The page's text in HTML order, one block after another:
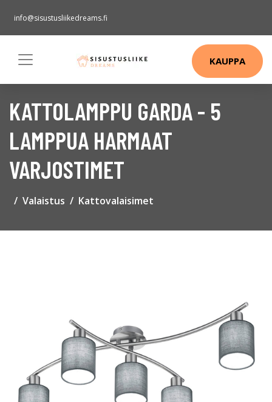
info@sisustusliikedreams.fi
KAUPPA
KATTOLAMPPU GARDA - 5
LAMPPUA HARMAAT
VARJOSTIMET
Valaistus Kattovalaisimet